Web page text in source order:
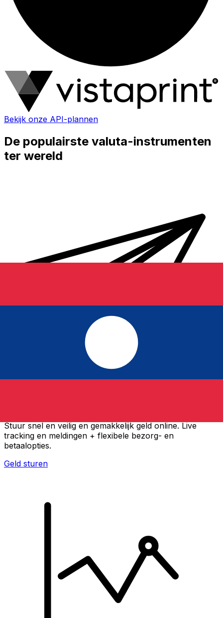
Bekijk onze API-plannen
De populairste valuta-instrumenten
ter wereld
Stuur snel en veilig en gemakkelijk geld online. Live
tracking en meldingen + flexibele bezorg- en
betaalopties.
Geld sturen